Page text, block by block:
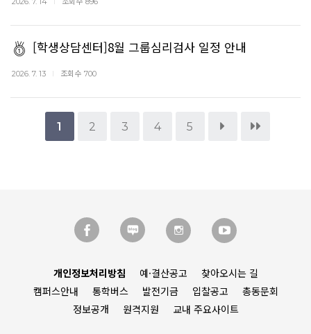
[학생상담센터]8월 그룹심리검사 일정 안내
2026. 7. 13 조회수 700
1 2 3 4 5
개인정보처리방침 예·결산공고
찾아오시는 길
캠퍼스안내
통학버스 발전기금 입찰공고
총동문회
정보공개
원격지원 교내 주요사이트